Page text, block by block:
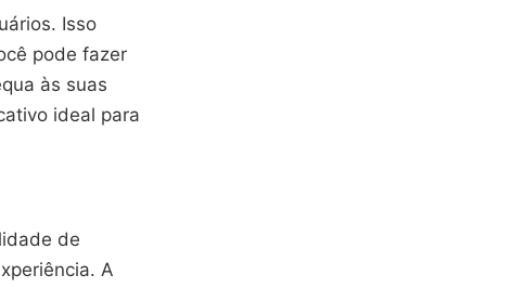
Isso
pode fazer
às suas
ideal para
de
A